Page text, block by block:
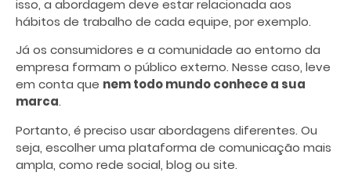
isso, a abordagem deve estar relacionada aos
hábitos de trabalho de cada equipe, por exemplo.
Já os consumidores e a comunidade ao entorno da
empresa formam o público externo. Nesse caso, leve
em conta que nem todo mundo conhece a sua
marca.
Portanto, é preciso usar abordagens diferentes. Ou
seja, escolher uma plataforma de comunicação mais
ampla, como rede social, blog ou site.